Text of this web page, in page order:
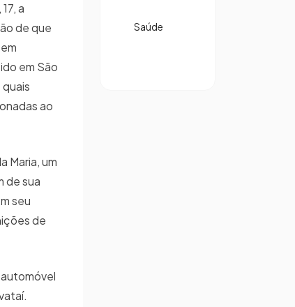
a
de que
em São
ao
Maria, um
de sua
seu
de
Saúde